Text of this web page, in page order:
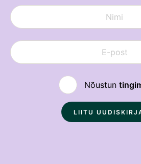
Nõustun